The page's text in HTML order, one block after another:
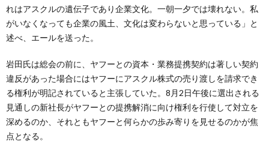
れはアスクルの遺伝子であり企業文化。一朝一夕では壊れない。私
がいなくなっても企業の風土、文化は変わらないと思っている」と
述べ、エールを送った。
岩田氏は総会の前に、ヤフーとの資本・業務提携契約は著しい契約
違反があった場合にはヤフーにアスクル株式の売り渡しを請求でき
る権利が明記されていると主張していた。8月2日午後に選出される
見通しの新社長がヤフーとの提携解消に向け権利を行使して対立を
深めるのか、それともヤフーと何らかの歩み寄りを見せるのかが焦
点となる。